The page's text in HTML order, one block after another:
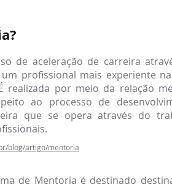
de aceleração de carreira
profissional mais experiente
realizada por meio da relação
ao processo de
que se opera através do
blog/artigo/mentoria
de Mentoria é destinado